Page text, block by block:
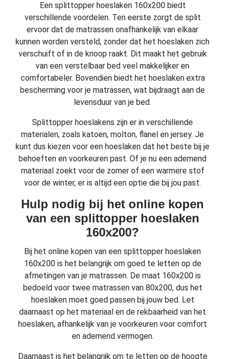
Een splittopper hoeslaken 160x200 biedt
verschillende voordelen. Ten eerste zorgt de split
ervoor dat de matrassen onafhankelijk van elkaar
kunnen worden versteld, zonder dat het hoeslaken zich
verschuift of in de knoop raakt. Dit maakt het gebruik
van een verstelbaar bed veel makkelijker en
comfortabeler. Bovendien biedt het hoeslaken extra
bescherming voor je matrassen, wat bijdraagt aan de
levensduur van je bed.
Splittopper hoeslakens zijn er in verschillende
materialen, zoals katoen, molton, flanel en jersey. Je
kunt dus kiezen voor een hoeslaken dat het beste bij je
behoeften en voorkeuren past. Of je nu een ademend
materiaal zoekt voor de zomer of een warmere stof
voor de winter, er is altijd een optie die bij jou past.
Hulp nodig bij het online kopen
van een splittopper hoeslaken
160x200?
Bij het online kopen van een splittopper hoeslaken
160x200 is het belangrijk om goed te letten op de
afmetingen van je matrassen. De maat 160x200 is
bedoeld voor twee matrassen van 80x200, dus het
hoeslaken moet goed passen bij jouw bed. Let
daarnaast op het materiaal en de rekbaarheid van het
hoeslaken, afhankelijk van je voorkeuren voor comfort
en ademend vermogen.
Daarnaast is het belangrijk om te letten op de hoogte